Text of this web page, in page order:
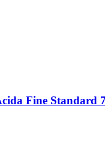
Fine Standard